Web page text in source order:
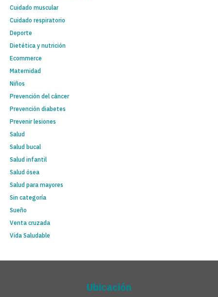
Cuidado muscular
Cuidado respiratorio
Deporte
Dietética y nutrición
Ecommerce
Maternidad
Niños
Prevención del cáncer
Prevención diabetes
Prevenir lesiones
Salud
Salud bucal
Salud infantil
Salud ósea
Salud para mayores
Sin categoría
Sueño
Venta cruzada
Vida Saludable
Ubicación